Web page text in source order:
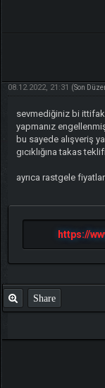
08.12.2022, 21:31 (Son
sevmediğiniz bi
yapmanız
bu sayede alışveriş
gıcıklığına takas
ayrıca rastgele
https://
Share